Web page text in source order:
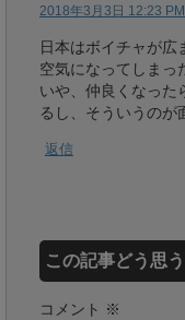
2018年3月3日 12:23 PM
日本はボイチャが広
空気になってしまっ
いや、仲良くなった
るし、そういうのが
返信
この記事どう思
コメント ※